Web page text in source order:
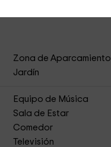
Zona de Aparcamiento
Jardín
Equipo de Música
Sala de Estar
Comedor
Televisión